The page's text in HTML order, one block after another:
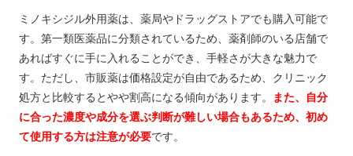
ミノキシジル外用薬は、薬局やドラッグストアでも購入可能で
す。第一類医薬品に分類されているため、薬剤師のいる店舗で
あればすぐに手に入れることができ、手軽さが大きな魅力で
す。ただし、市販薬は価格設定が自由であるため、クリニック
処方と比較するとやや割高になる傾向があります。
また、自分
に合った濃度や成分を選ぶ判断が難しい場合もあるため、初め
て使用する方は注意が必要です。